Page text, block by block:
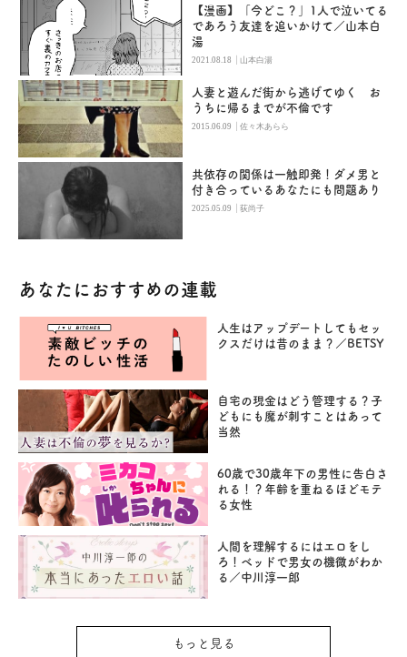
【漫画】「今どこ？」1人で泣いてる
であろう友達を追いかけて／山本白
湯
2021.08.18 |山本白湯
人妻と遊んだ街から逃げてゆく お
うちに帰るまでが不倫です
2015.06.09 |佐々木あらら
共依存の関係は一触即発！ダメ男と
付き合っているあなたにも問題あり
2025.05.09 |荻尚子
あなたにおすすめの連載
人生はアップデートしてもセッ
クスだけは昔のまま？／BETSY
自宅の現金はどう管理する？子
どもにも魔が刺すことはあって
当然
60歳で30歳年下の男性に告白さ
れる！？年齢を重ねるほどモテ
る女性
人間を理解するにはエロをし
ろ！ベッドで男女の機微がわか
る／中川淳一郎
もっと見る